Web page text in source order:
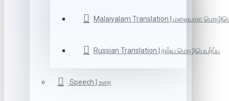
Malaiyalam Translation | மலையாள
Russian Translation | ரஷ்ய மொழிபெயர்ப்பு
Speech | உரை